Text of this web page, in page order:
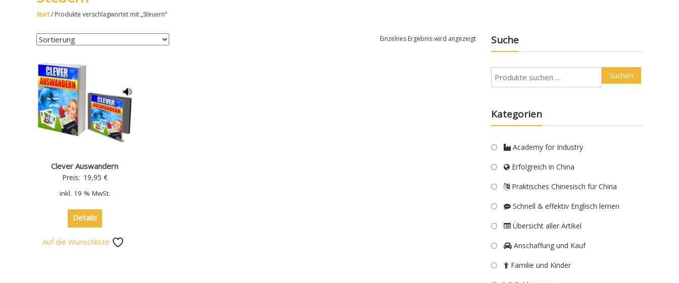
Start/ Produkte verschlagwortet mit „Steuern“
Einzelnes Ergebnis wird angezeigt
Clever Auswandern
Preis: 19,95 €
inkl. 19 % MwSt.
Details
Auf die Wunschliste
Suche
Suchen
Kategorien
Academy for Industry
Erfolgreich in China
Praktisches Chinesisch für China
Schnell & effektiv Englisch lernen
Übersicht aller Artikel
Anschaffung und Kauf
Familie und Kinder